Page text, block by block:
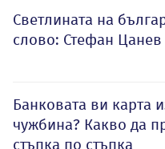
Светлината на
слово: Стефан Цанев
Банковата ви карта
чужбина? Какво да
стъпка по стъпка